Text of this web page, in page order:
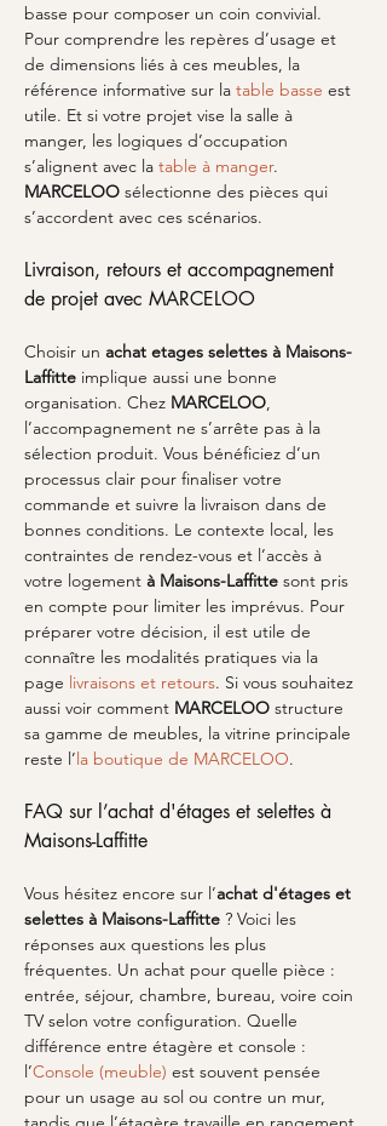
basse pour composer un coin convivial.
Pour comprendre les repères d’usage et
de dimensions liés à ces meubles, la
référence informative sur la table basse est
utile. Et si votre projet vise la salle à
manger, les logiques d’occupation
s’alignent avec la table à manger.
MARCELOO sélectionne des pièces qui
s’accordent avec ces scénarios.
Livraison, retours et accompagnement
de projet avec MARCELOO
Choisir un achat etages selettes à Maisons-
Laffitte implique aussi une bonne
organisation. Chez MARCELOO,
l’accompagnement ne s’arrête pas à la
sélection produit. Vous bénéficiez d’un
processus clair pour finaliser votre
commande et suivre la livraison dans de
bonnes conditions. Le contexte local, les
contraintes de rendez-vous et l’accès à
votre logement à Maisons-Laffitte sont pris
en compte pour limiter les imprévus. Pour
préparer votre décision, il est utile de
connaître les modalités pratiques via la
page livraisons et retours. Si vous souhaitez
aussi voir comment MARCELOO structure
sa gamme de meubles, la vitrine principale
reste l’la boutique de MARCELOO.
FAQ sur l’achat d'étages et selettes à
Maisons-Laffitte
Vous hésitez encore sur l’achat d'étages et
selettes à Maisons-Laffitte ? Voici les
réponses aux questions les plus
fréquentes. Un achat pour quelle pièce :
entrée, séjour, chambre, bureau, voire coin
TV selon votre configuration. Quelle
différence entre étagère et console :
l’Console (meuble) est souvent pensée
pour un usage au sol ou contre un mur,